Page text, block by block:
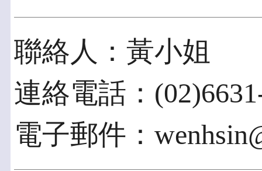
聯絡人：黃小姐
連絡電話：
電子郵件：